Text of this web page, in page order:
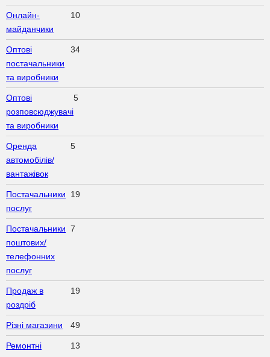
Онлайн-
майданчики
10
Оптові
постачальники
та виробники
34
Оптові
розповсюджувачі
та виробники
5
Оренда
автомобілів/
вантажівок
5
Постачальники
послуг
19
Постачальники
поштових/
телефонних
послуг
7
Продаж в
роздріб
19
Різні магазини 49
Ремонтні
13